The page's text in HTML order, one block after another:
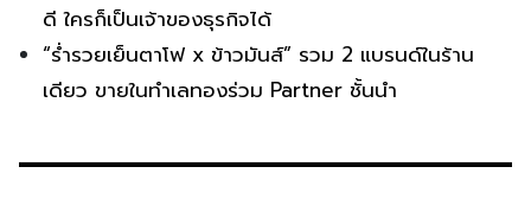
ดี ใครก็เป็นเจ้าของธุรกิจได้
“ร่ำรวยเย็นตาโฟ x ข้าวมันส์” รวม 2 แบรนด์ในร้าน
เดียว ขายในทำเลทองร่วม Partner ชั้นนำ